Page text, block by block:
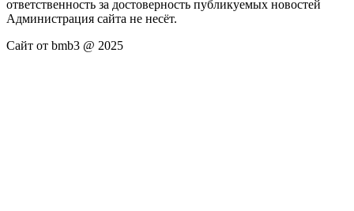
ответственность за достоверность публикуемых новостей
Администрация сайта не несёт.
Сайт от bmb3 @ 2025